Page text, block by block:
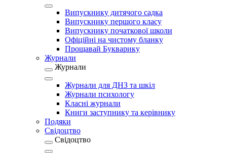
Випускнику дитячого садка
Випускнику першого класу
Випускнику початкової школи
Офіційні на чистому бланку
Прощавай Букварику
Журнали
Журнали
Журнали для ДНЗ та шкіл
Журнали психологу
Класні журнали
Книги заступнику та керівнику
Подяки
Свідоцтво
Свідоцтво